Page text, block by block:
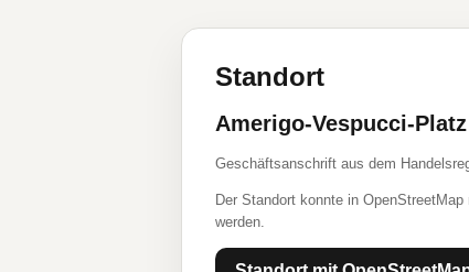
Standort
Amerigo-Vespucci-
Geschäftsanschrift aus dem
Der Standort konnte in
werden.